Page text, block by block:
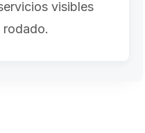
visibles